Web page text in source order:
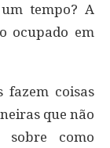
tempo? A
ocupado em
fazem coisas
que não
sobre como